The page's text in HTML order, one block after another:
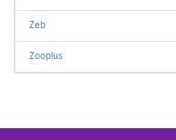
Zeb
Zooplus